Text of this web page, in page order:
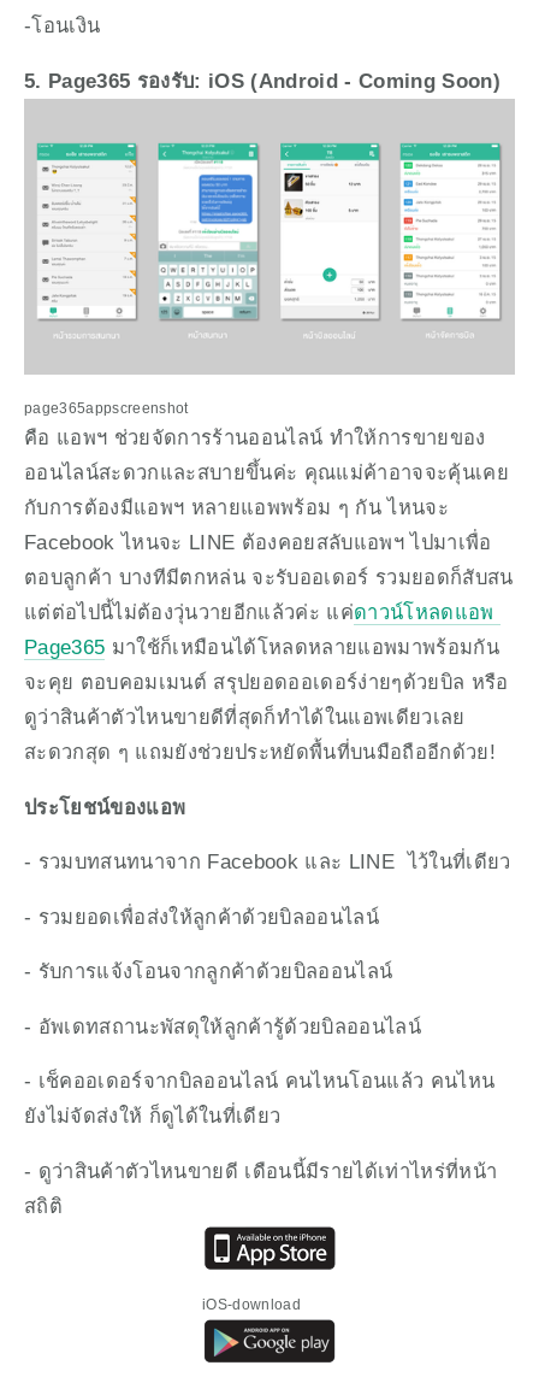
-โอนเงิน
5. Page365 รองรับ: iOS (Android - Coming Soon)
page365appscreenshot
คือ แอพฯ ช่วยจัดการร้านออนไลน์ ทำให้การขายของ
ออนไลน์สะดวกและสบายขึ้นค่ะ คุณแม่ค้าอาจจะคุ้นเคย
กับการต้องมีแอพฯ หลายแอพพร้อม ๆ กัน ไหนจะ
Facebook ไหนจะ LINE ต้องคอยสลับแอพฯ ไปมาเพื่อ
ตอบลูกค้า บางทีมีตกหล่น จะรับออเดอร์ รวมยอดก็สับสน
แต่ต่อไปนี้ไม่ต้องวุ่นวายอีกแล้วค่ะ แค่ดาวน์โหลดแอพ
Page365 มาใช้ก็เหมือนได้โหลดหลายแอพมาพร้อมกัน
จะคุย ตอบคอมเมนต์ สรุปยอดออเดอร์ง่ายๆด้วยบิล หรือ
ดูว่าสินค้าตัวไหนขายดีที่สุดก็ทำได้ในแอพเดียวเลย
สะดวกสุด ๆ แถมยังช่วยประหยัดพื้นที่บนมือถืออีกด้วย!
ประโยชน์ของแอพ
- รวมบทสนทนาจาก Facebook และ LINE  ไว้ในที่เดียว
- รวมยอดเพื่อส่งให้ลูกค้าด้วยบิลออนไลน์
- รับการแจ้งโอนจากลูกค้าด้วยบิลออนไลน์
- อัพเดทสถานะพัสดุให้ลูกค้ารู้ด้วยบิลออนไลน์
- เช็คออเดอร์จากบิลออนไลน์ คนไหนโอนแล้ว คนไหน
ยังไม่จัดส่งให้ ก็ดูได้ในที่เดียว
- ดูว่าสินค้าตัวไหนขายดี เดือนนี้มีรายได้เท่าไหร่ที่หน้า
สถิติ
iOS-download